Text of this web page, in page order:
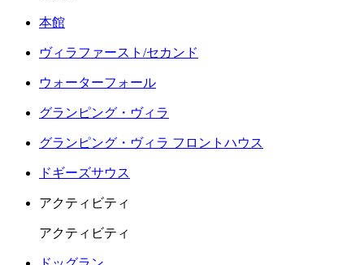
本館
ヴィラファースト/セカンド
ウォーターフォール
グランピング・ヴィラ
グランピング・ヴィラ フロントハウス
ドギーズサウス
アクティビティ
アクティビティ